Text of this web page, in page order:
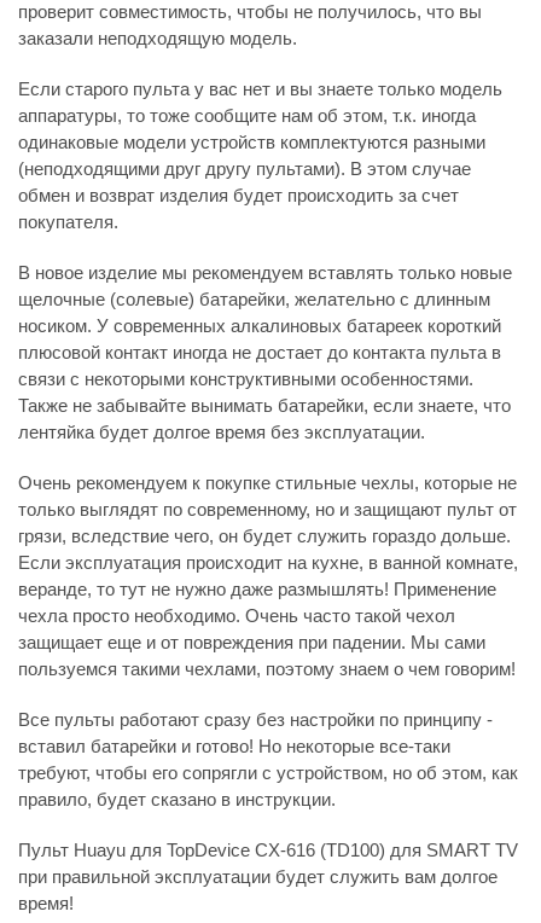
проверит совместимость, чтобы не получилось, что вы
заказали неподходящую модель.
Если старого пульта у вас нет и вы знаете только модель
аппаратуры, то тоже сообщите нам об этом, т.к. иногда
одинаковые модели устройств комплектуются разными
(неподходящими друг другу пультами). В этом случае
обмен и возврат изделия будет происходить за счет
покупателя.
В новое изделие мы рекомендуем вставлять только новые
щелочные (солевые) батарейки, желательно с длинным
носиком. У современных алкалиновых батареек короткий
плюсовой контакт иногда не достает до контакта пульта в
связи с некоторыми конструктивными особенностями.
Также не забывайте вынимать батарейки, если знаете, что
лентяйка будет долгое время без эксплуатации.
Очень рекомендуем к покупке стильные чехлы, которые не
только выглядят по современному, но и защищают пульт от
грязи, вследствие чего, он будет служить гораздо дольше.
Если эксплуатация происходит на кухне, в ванной комнате,
веранде, то тут не нужно даже размышлять! Применение
чехла просто необходимо. Очень часто такой чехол
защищает еще и от повреждения при падении. Мы сами
пользуемся такими чехлами, поэтому знаем о чем говорим!
Все пульты работают сразу без настройки по принципу -
вставил батарейки и готово! Но некоторые все-таки
требуют, чтобы его сопрягли с устройством, но об этом, как
правило, будет сказано в инструкции.
Пульт Huayu для TopDevice CX-616 (TD100) для SMART TV
при правильной эксплуатации будет служить вам долгое
время!